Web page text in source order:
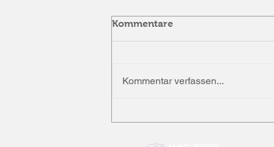
Kommentare
Kommentar verfassen...